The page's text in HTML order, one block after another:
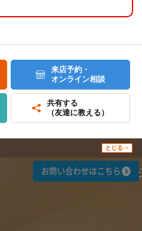
来店予約・
オンライン相談
共有する
（友達に教える）
とじる